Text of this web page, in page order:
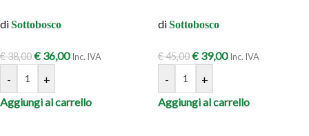
diSottobosco
€38,00€ 36,00 Inc. IVA
-
+
Aggiungi al carrello
diSottobosco
€45,00€ 39,00 Inc. IVA
-
+
Aggiungi al carrello